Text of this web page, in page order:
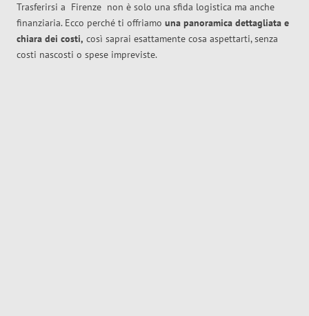
Trasferirsi a Firenze non è solo una sfida logistica ma anche
finanziaria. Ecco perché ti offriamo una panoramica dettagliata e
chiara dei costi, così saprai esattamente cosa aspettarti, senza
costi nascosti o spese impreviste.